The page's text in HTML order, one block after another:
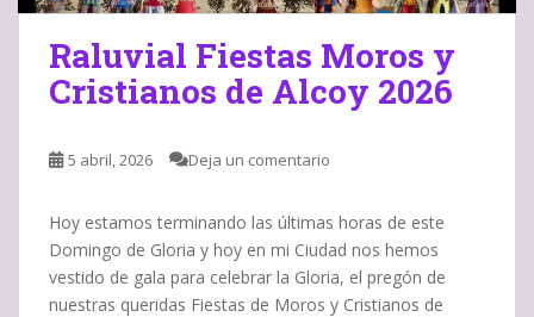
Raluvial Fiestas Moros y
Cristianos de Alcoy 2026
5 abril, 2026 Deja un comentario
Hoy estamos terminando las últimas horas de este
Domingo de Gloria y hoy en mi Ciudad nos hemos
vestido de gala para celebrar la Gloria, el pregón de
nuestras queridas Fiestas de Moros y Cristianos de